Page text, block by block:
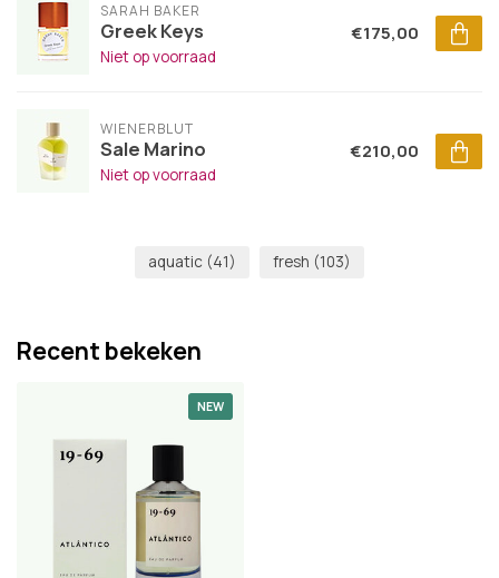
SARAH BAKER
Greek Keys
Niet op voorraad
€175,00
WIENERBLUT
Sale Marino
Niet op voorraad
€210,00
aquatic (41) fresh (103)
Recent bekeken
NEW